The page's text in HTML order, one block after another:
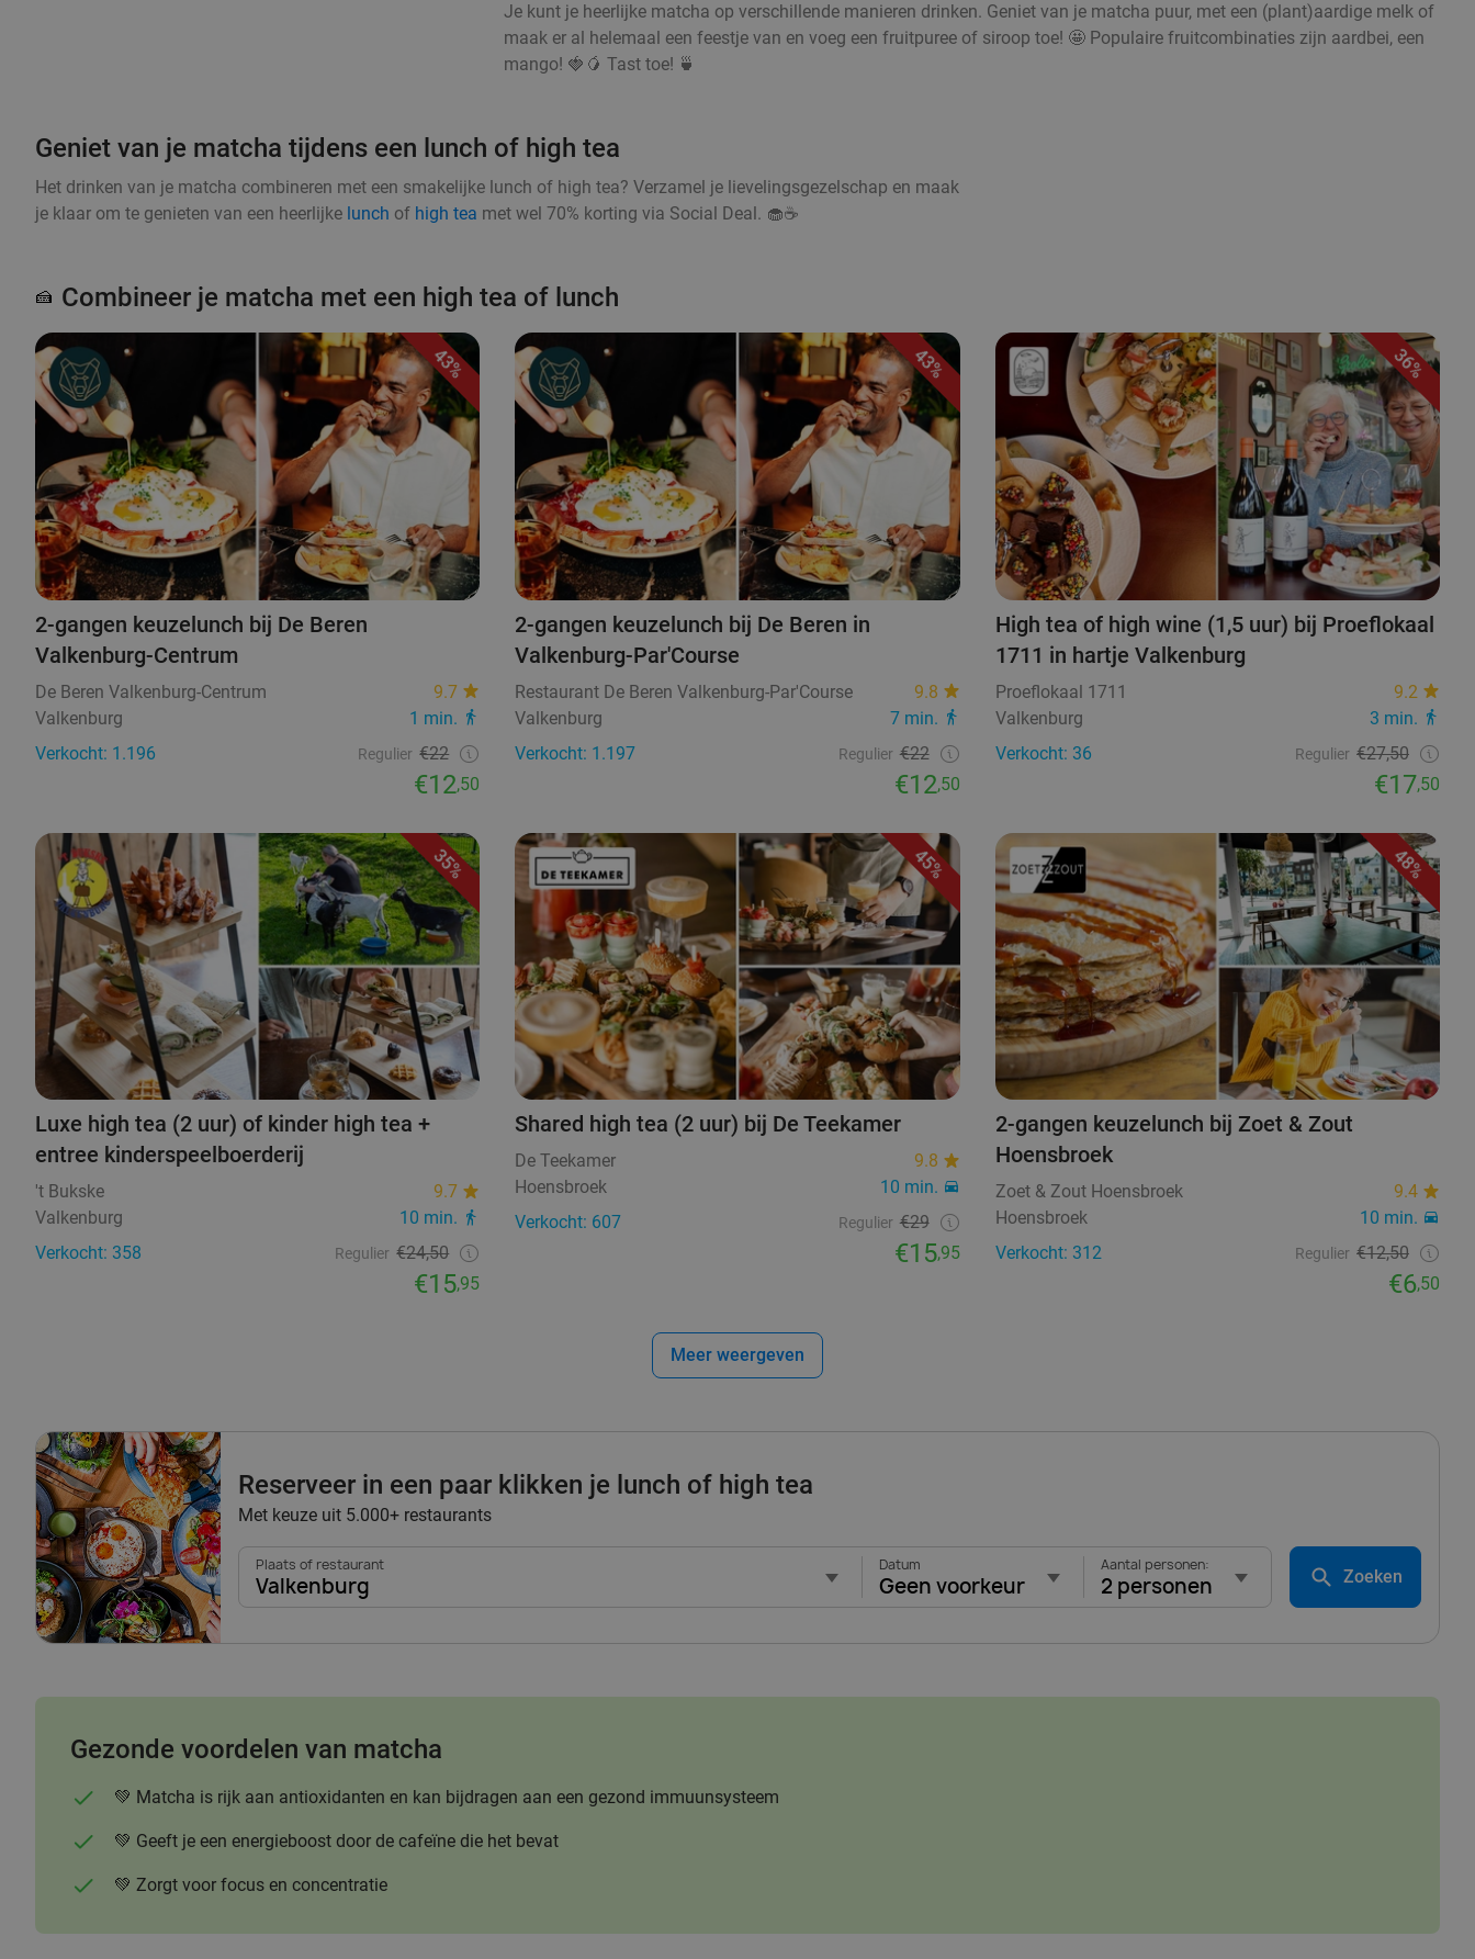
Je kunt je heerlijke matcha op verschillende manieren drinken. Geniet van je matcha puur, met een (plant)aardige melk of
maak er al helemaal een feestje van en voeg een fruitpuree of siroop toe! 🤩 Populaire fruitcombinaties zijn aardbei, een
mango! 🍓🥭 Tast toe! 🍵
Geniet van je matcha tijdens een lunch of high tea
Het drinken van je matcha combineren met een smakelijke lunch of high tea? Verzamel je lievelingsgezelschap en maak
je klaar om te genieten van een heerlijke lunch of high tea met wel 70% korting via Social Deal. 🧁☕
🍰 Combineer je matcha met een high tea of lunch
43%
2-gangen keuzelunch bij De Beren
Valkenburg-Centrum
De Beren Valkenburg-Centrum
9.7
Valkenburg
1 min.
Verkocht: 1.196
Regulier €22
€12,50
43%
2-gangen keuzelunch bij De Beren in
Valkenburg-Par'Course
Restaurant De Beren Valkenburg-Par'Course
9.8
Valkenburg
7 min.
Verkocht: 1.197
Regulier €22
€12,50
36%
High tea of high wine (1,5 uur) bij Proeflokaal
1711 in hartje Valkenburg
Proeflokaal 1711
9.2
Valkenburg
3 min.
Verkocht: 36
Regulier €27,50
€17,50
35%
Luxe high tea (2 uur) of kinder high tea +
entree kinderspeelboerderij
't Bukske
9.7
Valkenburg
10 min.
Verkocht: 358
Regulier €24,50
€15,95
45%
Shared high tea (2 uur) bij De Teekamer
De Teekamer
9.8
Hoensbroek
10 min.
Verkocht: 607
Regulier €29
€15,95
48%
2-gangen keuzelunch bij Zoet & Zout
Hoensbroek
Zoet & Zout Hoensbroek
9.4
Hoensbroek
10 min.
Verkocht: 312
Regulier €12,50
€6,50
Meer weergeven
Reserveer in een paar klikken je lunch of high tea
Met keuze uit 5.000+ restaurants
Plaats of restaurant
Valkenburg
Datum
Geen voorkeur
Aantal personen:
2 personen Zoeken
Gezonde voordelen van matcha
💚 Matcha is rijk aan antioxidanten en kan bijdragen aan een gezond immuunsysteem
💚 Geeft je een energieboost door de cafeïne die het bevat
💚 Zorgt voor focus en concentratie